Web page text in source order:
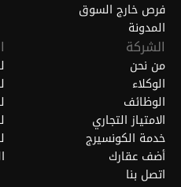
فرص خارج السوق
المدونة
الشركة
من نحن
الوكلاء
الوظائف
الامتياز التجاري
خدمة الكونسيرج
أضف عقارك
اتصل بنا